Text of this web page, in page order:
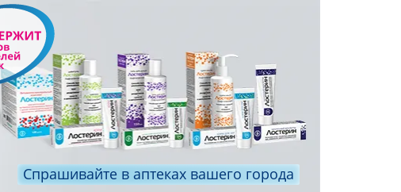
Спрашивайте в аптеках вашего города